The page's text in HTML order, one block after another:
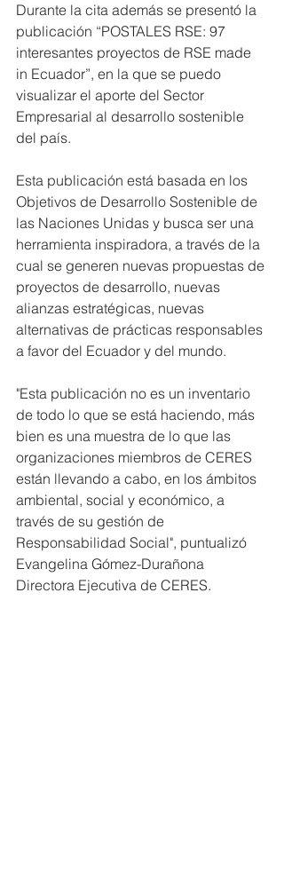
Durante la cita además se presentó la
publicación “POSTALES RSE: 97
interesantes proyectos de RSE made
in Ecuador”, en la que se puedo
visualizar el aporte del Sector
Empresarial al desarrollo sostenible
del país.
Esta publicación está basada en los
Objetivos de Desarrollo Sostenible de
las Naciones Unidas y busca ser una
herramienta inspiradora, a través de la
cual se generen nuevas propuestas de
proyectos de desarrollo, nuevas
alianzas estratégicas, nuevas
alternativas de prácticas responsables
a favor del Ecuador y del mundo.
"Esta publicación no es un inventario
de todo lo que se está haciendo, más
bien es una muestra de lo que las
organizaciones miembros de CERES
están llevando a cabo, en los ámbitos
ambiental, social y económico, a
través de su gestión de
Responsabilidad Social", puntualizó
Evangelina Gómez-Durañona
Directora Ejecutiva de CERES.